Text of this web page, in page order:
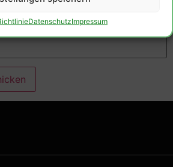
DatenschutzImpressum
in Ziffern ein: